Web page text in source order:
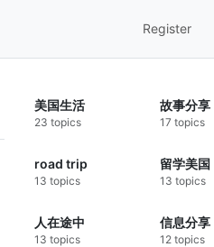
Register
美国生活
23 topics
故事分享
17 topics
road trip
13 topics
留学美国
13 topics
人在途中
13 topics
信息分享
12 topics